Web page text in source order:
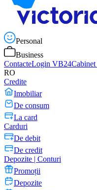
Personal
Business
ContacteLogin VB24
RO
Credite
Imobiliar
De consum
La card
Carduri
De debit
De credit
Depozite | Conturi
Promoții
Depozite